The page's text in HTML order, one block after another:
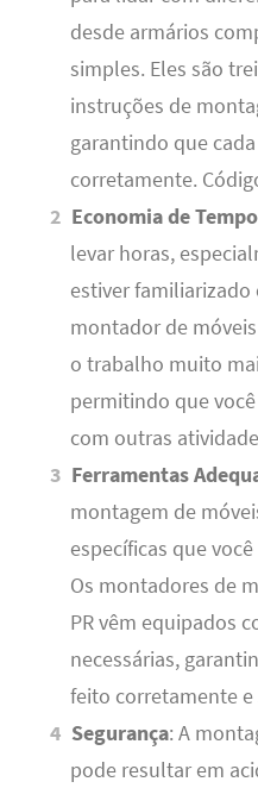
desde armários
simples. Eles são
instruções de
garantindo que
corretamente.
Economia de Tempo
levar horas,
estiver familiarizado
montador de
o trabalho muito
permitindo que
com outras
Ferramentas
montagem de
específicas que
Os montadores de
PR vêm equipados
necessárias,
feito corretamente e
Segurança: A
pode resultar em